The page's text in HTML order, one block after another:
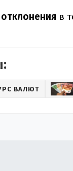
в
ВАЛЮТ